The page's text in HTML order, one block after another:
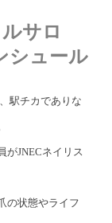
サロ
シュール
駅チカでありな
がJNECネイリス
の状態やライフ